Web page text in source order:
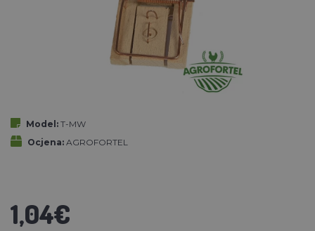
Model: T-MW
Ocjena: AGROFORTEL
1,04€